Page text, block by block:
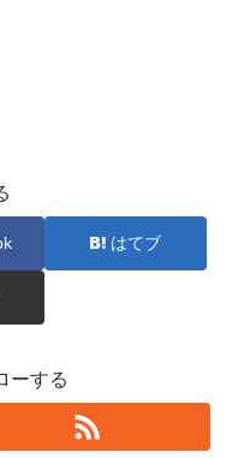
はてブ
ーする